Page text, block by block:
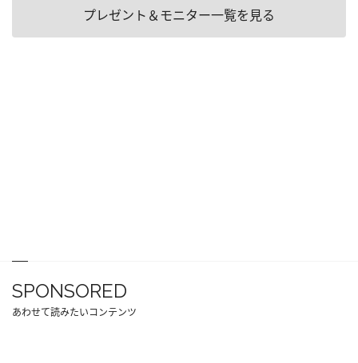
プレゼント＆モニター一覧を見る
SPONSORED
あわせて読みたいコンテンツ